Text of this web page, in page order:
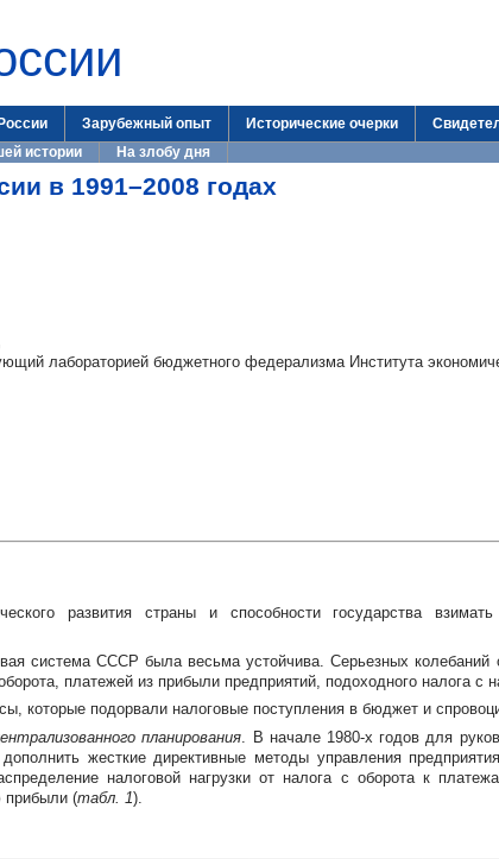
Зарубежный опыт Исторические очерки
истории На злобу дня
в 1991–2008 годах
лабораторией бюджетного федерализма Института
развития страны и способности государства
система СССР была весьма устойчива. Серьезных
платежей из прибыли предприятий, подоходного налога с
которые подорвали налоговые поступления в бюджет и
планирования . В начале 1980-х годов для
жесткие директивные методы управления
налоговой нагрузки от налога с оборота к
прибыли (табл. 1).